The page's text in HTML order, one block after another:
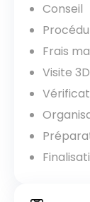
Conseil
Frais
Visite 3D